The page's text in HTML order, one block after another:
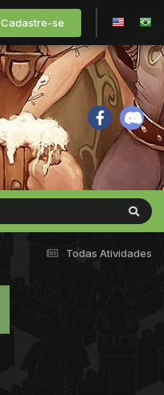
Cadastre-se
Todas Atividades